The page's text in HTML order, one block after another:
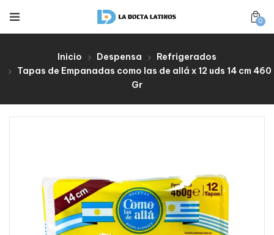
0
Inicio Despensa
Refrigerados
Tapas de Empanadas como las de allá x 12 uds 14 cm 460
Gr